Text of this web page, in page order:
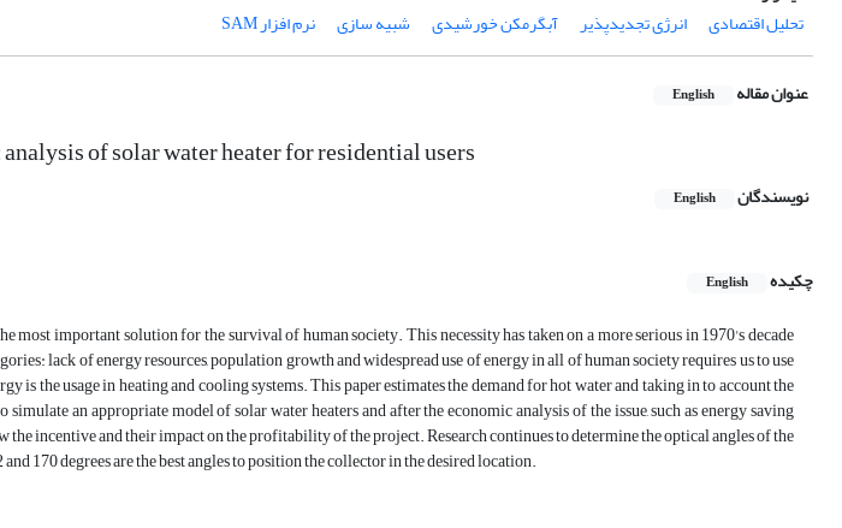
تحلیل اقتصادی
انرژی تجدیدپذیر آبگرمکن خورشیدی شبیه سازی نرم افزار SAM
عنوان مقاله English
of solar water heater for residential users
نویسندگان English
چکیده
English
most important solution for the survival of human society. This necessity has taken on a more serious in 1970's decade
lack of energy resources, population growth and widespread use of energy in all of human society requires us to use
is the usage in heating and cooling systems. This paper estimates the demand for hot water and taking in to account the
an appropriate model of solar water heaters and after the economic analysis of the issue, such as energy saving
the incentive and their impact on the profitability of the project. Research continues to determine the optical angles of the
170 degrees are the best angles to position the collector in the desired location.